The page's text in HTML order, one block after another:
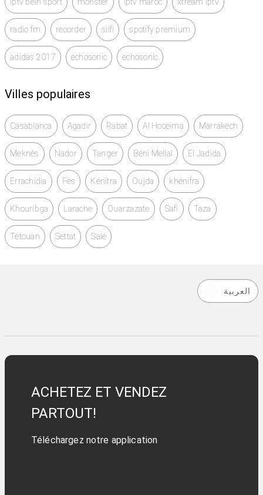
radio fm recorder silfi spotify premium
adidas 2017 echosonic echosonic
Villes populaires
Casablanca Agadir Rabat Al Hoceïma Marrakech
Meknès Nador Tanger Béni Mellal El Jadida
Errachidia Fès Kénitra Oujda khénifra
Khouribga Larache Ouarzazate Safi Taza
Tétouan Settat Salé
العربية
ACHETEZ ET VENDEZ
PARTOUT!
Téléchargez notre application